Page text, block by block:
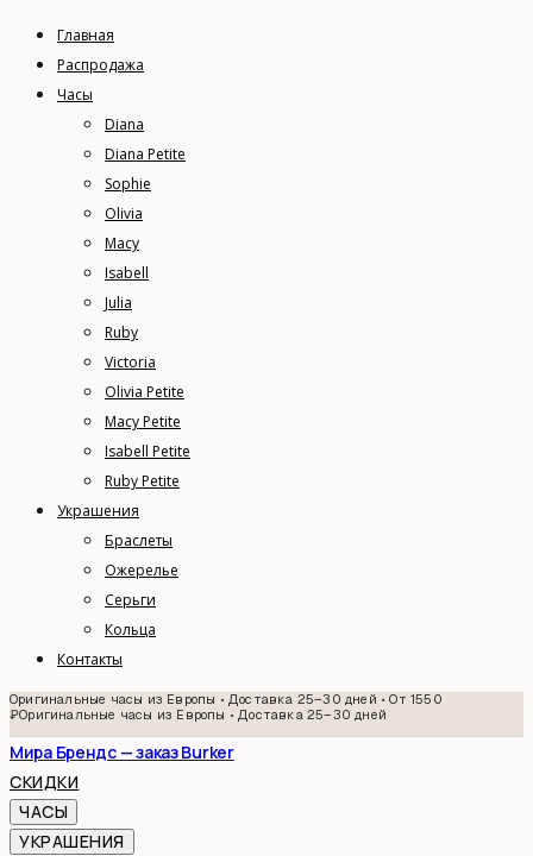
Главная
Распродажа
Часы
Diana
Diana Petite
Sophie
Olivia
Macy
Isabell
Julia
Ruby
Victoria
Olivia Petite
Macy Petite
Isabell Petite
Ruby Petite
Украшения
Браслеты
Ожерелье
Серьги
Кольца
Контакты
Оригинальные часы из Европы • Доставка 25–30 дней • От 1550
₽Оригинальные часы из Европы • Доставка 25–30 дней
Мира Брендс — заказ Burker
СКИДКИ
ЧАСЫ
УКРАШЕНИЯ